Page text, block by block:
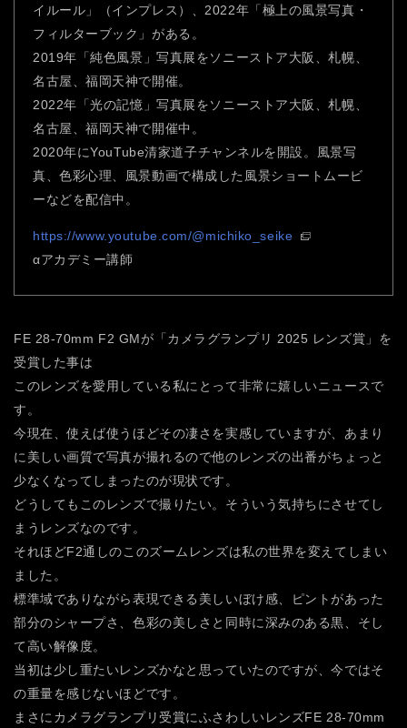
イルール」（インプレス）、2022年「極上の風景写真・
フィルターブック」がある。
2019年「純色風景」写真展をソニーストア大阪、札幌、
名古屋、福岡天神で開催。
2022年「光の記憶」写真展をソニーストア大阪、札幌、
名古屋、福岡天神で開催中。
2020年にYouTube清家道子チャンネルを開設。風景写
真、色彩心理、風景動画で構成した風景ショートムービ
ーなどを配信中。
https://www.youtube.com/@michiko_seike
αアカデミー講師
FE 28-70mm F2 GMが「カメラグランプリ 2025 レンズ賞」を
受賞した事は
このレンズを愛用している私にとって非常に嬉しいニュースで
す。
今現在、使えば使うほどその凄さを実感していますが、あまり
に美しい画質で写真が撮れるので他のレンズの出番がちょっと
少なくなってしまったのが現状です。
どうしてもこのレンズで撮りたい。そういう気持ちにさせてし
まうレンズなのです。
それほどF2通しのこのズームレンズは私の世界を変えてしまい
ました。
標準域でありながら表現できる美しいぼけ感、ピントがあった
部分のシャープさ、色彩の美しさと同時に深みのある黒、そし
て高い解像度。
当初は少し重たいレンズかなと思っていたのですが、今ではそ
の重量を感じないほどです。
まさにカメラグランプリ受賞にふさわしいレンズFE 28-70mm